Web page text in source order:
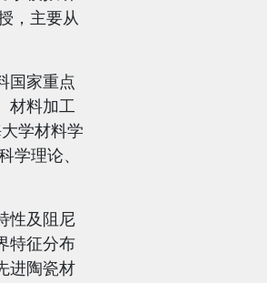
，主要从
国家重点
材料加工
学材料学
学理论、
性及阻尼
特征分布
进陶瓷材